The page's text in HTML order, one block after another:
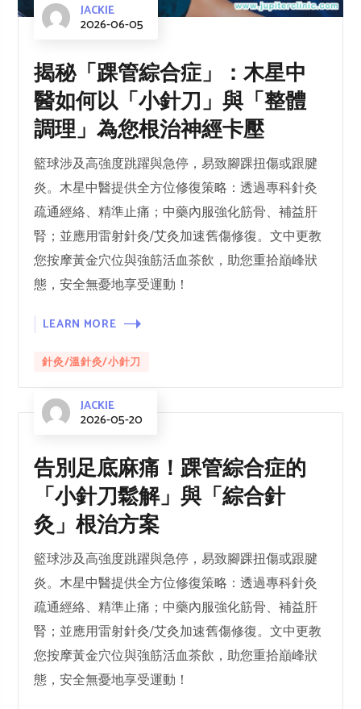
JACKIE
2026-06-05
揭秘「踝管綜合症」：木星中
醫如何以「小針刀」與「整體
調理」為您根治神經卡壓
籃球涉及高強度跳躍與急停，易致腳踝扭傷或跟腱
炎。木星中醫提供全方位修復策略：透過專科針灸
疏通經絡、精準止痛；中藥內服強化筋骨、補益肝
腎；並應用雷射針灸/艾灸加速舊傷修復。文中更教
您按摩黃金穴位與強筋活血茶飲，助您重拾巔峰狀
態，安全無憂地享受運動！
LEARN MORE
針灸/溫針灸/小針刀
JACKIE
2026-05-20
告別足底麻痛！踝管綜合症的
「小針刀鬆解」與「綜合針
灸」根治方案
籃球涉及高強度跳躍與急停，易致腳踝扭傷或跟腱
炎。木星中醫提供全方位修復策略：透過專科針灸
疏通經絡、精準止痛；中藥內服強化筋骨、補益肝
腎；並應用雷射針灸/艾灸加速舊傷修復。文中更教
您按摩黃金穴位與強筋活血茶飲，助您重拾巔峰狀
態，安全無憂地享受運動！